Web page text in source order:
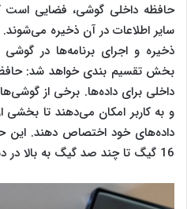
حافظه داخلی گوشی، فضایی است
سایر اطلاعات در آن ذخیره
ذخیره و اجرای برنامه‌ها در
بخش تقسیم بندی خواهد شد:
داخلی برای داده‌ها. برخی از
و به کاربر امکان می‌دهند تا بخشی
داده‌های خود اختصاص دهند. این
16 گیگ تا چند صد گیگ به بالا در دسترسی است.